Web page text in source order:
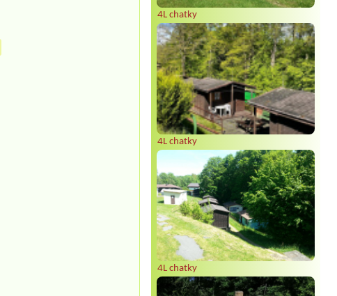
4L chatky
4L chatky
4L chatky